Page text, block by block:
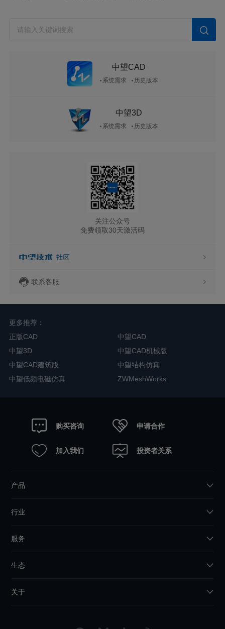
中望CAD
系统需求 历史版本
中望3D
系统需求 历史版本
关注公众号
免费领取30天激活码
联系客服
更多推荐：
正版CAD
中望CAD
中望3D
中望CAD机械版
中望CAD建筑版
中望结构仿真
中望低频电磁仿真
ZWMeshWorks
购买咨询 申请合作
加入我们 投资者关系
产品
行业
服务
生态
关于